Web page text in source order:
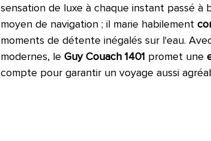
sensation de luxe à chaque instant passé
moyen de navigation ; il marie habilement
moments de détente inégalés sur l'eau.
modernes, leGuy Couach 1401 promet une
compte pour garantir un voyage aussi